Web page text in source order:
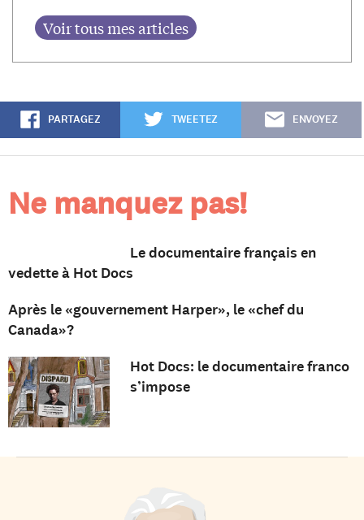
PARTAGEZ TWEETEZ ENVOYEZ
Ne manquez pas!
Le documentaire français en
vedette à Hot Docs
Après le «gouvernement Harper», le «chef du
Canada»?
Hot Docs: le documentaire franco
s’impose